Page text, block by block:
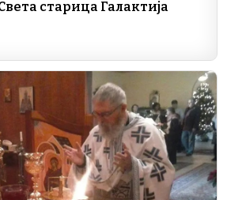
старица Галактија